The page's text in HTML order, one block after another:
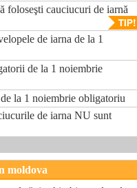
foloseşti cauciucuri de iarnă
de iarna de la 1
de la 1 noiembrie
la 1 noiembrie obligatoriu
de iarna NU sunt
moldova